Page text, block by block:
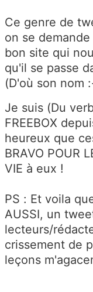
Ce genre de
on se
bon site qui
qu'il se passe
(D'où son nom
Je suis (Du
FREEBOX
heureux que
BRAVO POUR
VIE à eux !
PS : Et voila
AUSSI, un
lecteurs/
crissement de
leçons